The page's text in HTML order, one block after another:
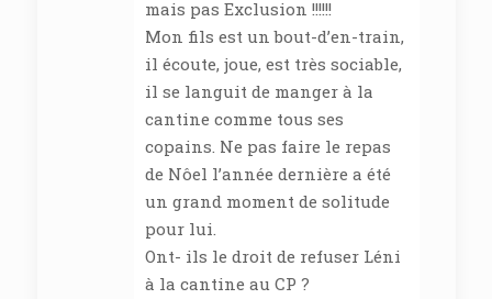
mais pas Exclusion !!!!!!
Mon fils est un bout-d’en-train,
il écoute, joue, est très sociable,
il se languit de manger à la
cantine comme tous ses
copains. Ne pas faire le repas
de Nôel l’année dernière a été
un grand moment de solitude
pour lui.
Ont- ils le droit de refuser Léni
à la cantine au CP ?